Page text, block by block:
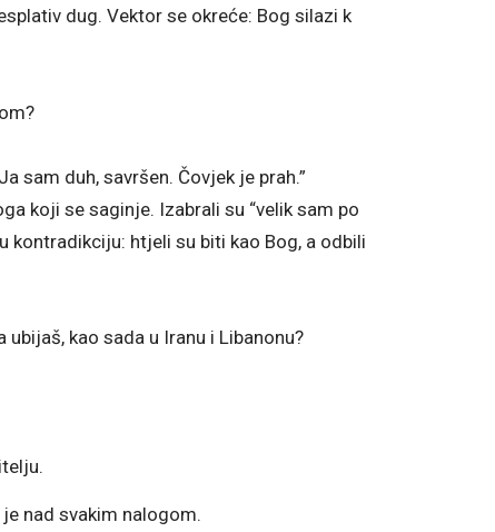
dug. Vektor se okreće: Bog silazi k
sam duh, savršen. Čovjek je prah.”
koji se saginje. Izabrali su “velik sam po
kontradikciju: htjeli su biti kao Bog, a odbili
kao sada u Iranu i Libanonu?
nad svakim nalogom.